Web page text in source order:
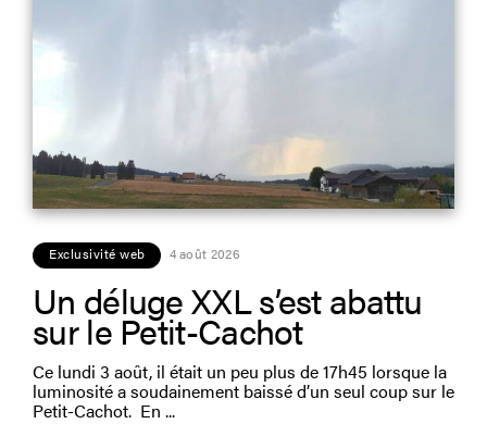
Exclusivité web 4 août 2026
Un déluge XXL s’est abattu
sur le Petit-Cachot
Ce lundi 3 août, il était un peu plus de 17h45 lorsque la
luminosité a soudainement baissé d’un seul coup sur le
Petit-Cachot. En